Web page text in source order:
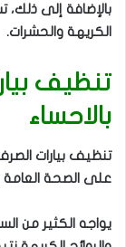
بالإضافة إلى
الكريهة والحشرات.
تنظيف
بالاحساء
تنظيف بيارات
على الصحة العامة
يواجه الكثير من